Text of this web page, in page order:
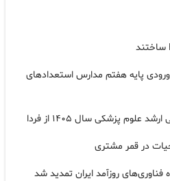
ورودی پایه هفتم مدارس استعدادهای
پزشکی سال ۱۴۰۵ از فردا
در قمر مشتری
روزآمد ایران تمدید شد